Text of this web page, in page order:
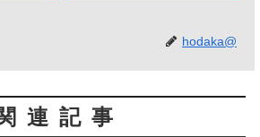
hodaka@
連記事